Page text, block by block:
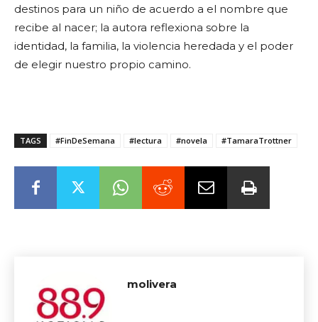
destinos para un niño de acuerdo a el nombre que
recibe al nacer; la autora reflexiona sobre la
identidad, la familia, la violencia heredada y el poder
de elegir nuestro propio camino.
TAGS #FinDeSemana #lectura #novela #TamaraTrottner
molivera